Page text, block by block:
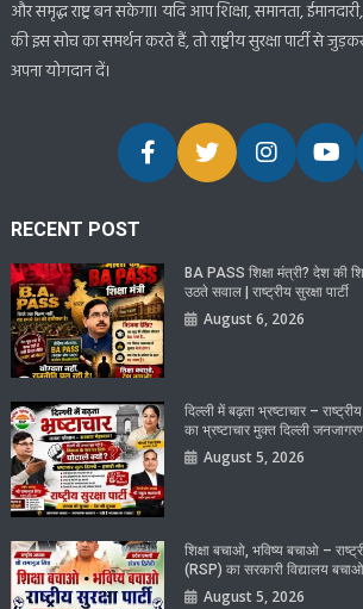
और समृद्ध राष्ट्र बन सकेगा। यदि आप शिक्षा, समानता,
की इस सोच का समर्थन करते हैं, तो राष्ट्रीय सुरक्षा पार्टी से जुड़कर
अपना योगदान दें।
RECENT POST
BA PASS शिक्षा मंत्री? देश की
उठते सवाल | राष्ट्रीय सुरक्षा पार्टी
August 6, 2026
दिल्ली में बढ़ता भ्रष्टाचार –
का भ्रष्टाचार मुक्त दिल्ली
August 5, 2026
शिक्षा बचाओ, भविष्य बचाओ –
(RSP) का सरकारी विद्यालय
August 5, 2026